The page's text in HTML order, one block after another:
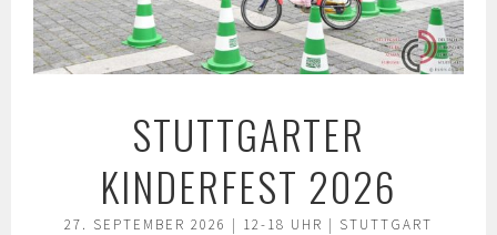
STUTTGARTER
KINDERFEST 2026
27. SEPTEMBER 2026 | 12-18 UHR | STUTTGART